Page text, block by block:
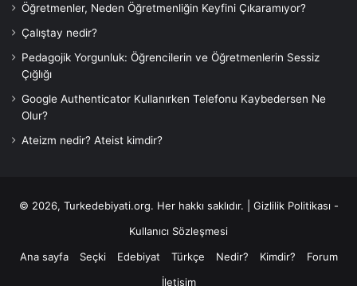
Öğretmenler, Neden Öğretmenliğin Keyfini Çıkaramıyor?
Çalıştay nedir?
Pedagojik Yorgunluk: Öğrencilerin ve Öğretmenlerin Sessiz
Çığlığı
Google Authenticator Kullanırken Telefonu Kaybedersen Ne
Olur?
Ateizm nedir? Ateist kimdir?
© 2026, Turkedebiyati.org. Her hakkı saklıdır. | Gizlilik Politikası -
Kullanıcı Sözleşmesi
Ana sayfa
Seçki Edebiyat Türkçe Nedir? Kimdir?
Forum
İletişim